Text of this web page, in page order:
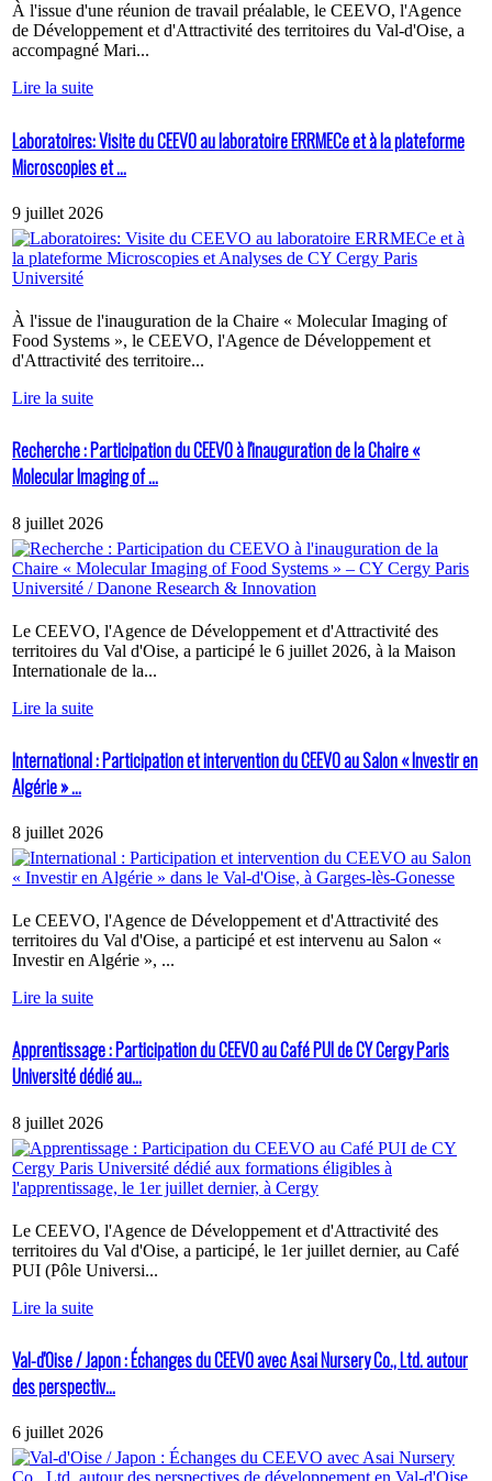
À l'issue d'une réunion de travail préalable, le CEEVO, l'Agence
de Développement et d'Attractivité des territoires du Val-d'Oise, a
accompagné Mari...
Lire la suite
Laboratoires: Visite du CEEVO au laboratoire ERRMECe et à la plateforme
Microscopies et ...
9 juillet 2026
À l'issue de l'inauguration de la Chaire « Molecular Imaging of
Food Systems », le CEEVO, l'Agence de Développement et
d'Attractivité des territoire...
Lire la suite
Recherche : Participation du CEEVO à l'inauguration de la Chaire «
Molecular Imaging of ...
8 juillet 2026
Le CEEVO, l'Agence de Développement et d'Attractivité des
territoires du Val d'Oise, a participé le 6 juillet 2026, à la Maison
Internationale de la...
Lire la suite
International : Participation et intervention du CEEVO au Salon « Investir en
Algérie » ...
8 juillet 2026
Le CEEVO, l'Agence de Développement et d'Attractivité des
territoires du Val d'Oise, a participé et est intervenu au Salon «
Investir en Algérie », ...
Lire la suite
Apprentissage : Participation du CEEVO au Café PUI de CY Cergy Paris
Université dédié au...
8 juillet 2026
Le CEEVO, l'Agence de Développement et d'Attractivité des
territoires du Val d'Oise, a participé, le 1er juillet dernier, au Café
PUI (Pôle Universi...
Lire la suite
Val-d'Oise / Japon : Échanges du CEEVO avec Asai Nursery Co., Ltd. autour
des perspectiv...
6 juillet 2026